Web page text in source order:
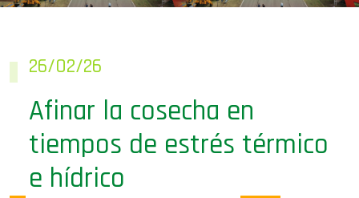
26/02/26
Afinar la cosecha en
tiempos de estrés térmico
e hídrico